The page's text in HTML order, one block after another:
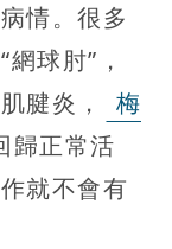
情。很多
球肘”，
腱炎，
梅
歸正常活
就不會有